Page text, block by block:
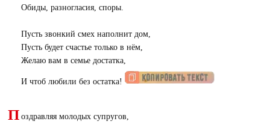
Обиды, разногласия, споры.
Пусть звонкий смех наполнит дом,
Пусть будет счастье только в нём,
Желаю вам в семье достатка,
И чтоб любили без остатка!
П оздравляя молодых супругов,